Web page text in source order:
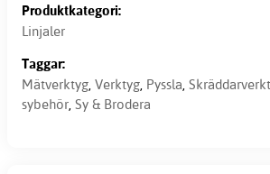
Produktkategori:
Linjaler
Taggar:
Mätverktyg, Verktyg, Pyssla,
sybehör, Sy & Brodera